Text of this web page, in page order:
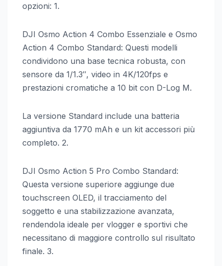
opzioni: 1.
DJI Osmo Action 4 Combo Essenziale e Osmo
Action 4 Combo Standard: Questi modelli
condividono una base tecnica robusta, con
sensore da 1/1.3″, video in 4K/120fps e
prestazioni cromatiche a 10 bit con D-Log M.
La versione Standard include una batteria
aggiuntiva da 1770 mAh e un kit accessori più
completo. 2.
DJI Osmo Action 5 Pro Combo Standard:
Questa versione superiore aggiunge due
touchscreen OLED, il tracciamento del
soggetto e una stabilizzazione avanzata,
rendendola ideale per vlogger e sportivi che
necessitano di maggiore controllo sul risultato
finale. 3.